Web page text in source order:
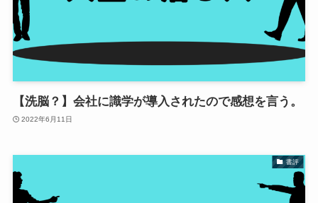
【洗脳？】会社に識学が導入されたので感想を言う。
2022年6月11日
書評